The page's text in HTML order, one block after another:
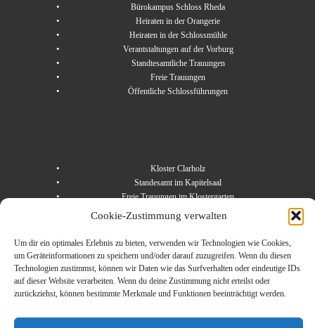
Cookie-Zustimmung verwalten
Um dir ein optimales Erlebnis zu bieten, verwenden wir Technologien wie Cookies,
um Geräteinformationen zu speichern und/oder darauf zuzugreifen. Wenn du diesen
Technologien zustimmst, können wir Daten wie das Surfverhalten oder eindeutige IDs
auf dieser Website verarbeiten. Wenn du deine Zustimmung nicht erteilst oder
zurückziehst, können bestimmte Merkmale und Funktionen beeinträchtigt werden.
Bürokampus Schloss Rheda
Heiraten in der Orangerie
Heiraten in der Schlossmühle
Verantstaltungen auf der Vorburg
Standtesamtliche Trauungen
Freie Trauungen
Öffentliche Schlossführungen
Kloster Clarholz
Standesamt im Kapitelsaal
Freie Trauungen im Klostergarten
Kloster Herzebrock
Freie Trauungen im Klostergarten